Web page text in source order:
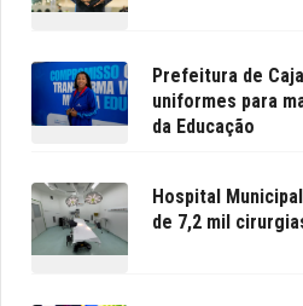
Prefeitura de
uniformes para
da Educação
Hospital
de 7,2 mil